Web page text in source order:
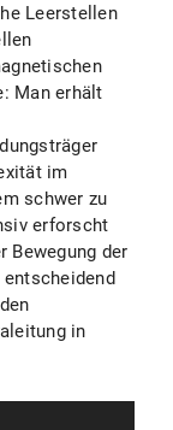
Leerstellen
Man erhält
im
schwer zu
erforscht
Bewegung der
entscheidend
in